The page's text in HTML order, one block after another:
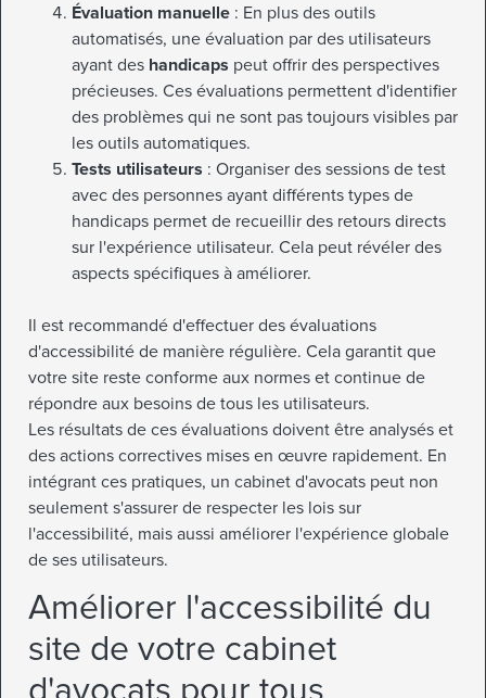
Évaluation manuelle : En plus des outils
automatisés, une évaluation par des utilisateurs
ayant des handicaps peut offrir des perspectives
précieuses. Ces évaluations permettent d'identifier
des problèmes qui ne sont pas toujours visibles par
les outils automatiques.
Tests utilisateurs : Organiser des sessions de test
avec des personnes ayant différents types de
handicaps permet de recueillir des retours directs
sur l'expérience utilisateur. Cela peut révéler des
aspects spécifiques à améliorer.
Il est recommandé d'effectuer des évaluations
d'accessibilité de manière régulière. Cela garantit que
votre site reste conforme aux normes et continue de
répondre aux besoins de tous les utilisateurs.
Les résultats de ces évaluations doivent être analysés et
des actions correctives mises en œuvre rapidement. En
intégrant ces pratiques, un cabinet d'avocats peut non
seulement s'assurer de respecter les lois sur
l'accessibilité, mais aussi améliorer l'expérience globale
de ses utilisateurs.
Améliorer l'accessibilité du
site de votre cabinet